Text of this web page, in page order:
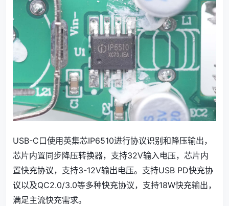
USB-C口使用英集芯IP6510进行协议识别和降压输出，
芯片内置同步降压转换器，支持32V输入电压，芯片内
置快充协议，支持3-12V输出电压。支持USB PD快充协
议以及QC2.0/3.0等多种快充协议，支持18W快充输出，
满足主流快充需求。